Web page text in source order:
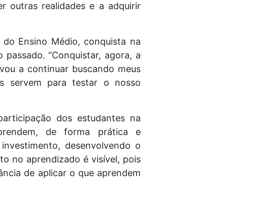
outras realidades e a adquirir
Ensino Médio, conquista na
“Conquistar, agora, a
a continuar buscando meus
servem para testar o nosso
dos estudantes na
de forma prática e
desenvolvendo o
no aprendizado é visível, pois
de aplicar o que aprendem